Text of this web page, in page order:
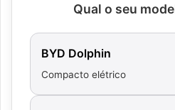
Qual o seu
BYD Dolphin
Compacto elétrico